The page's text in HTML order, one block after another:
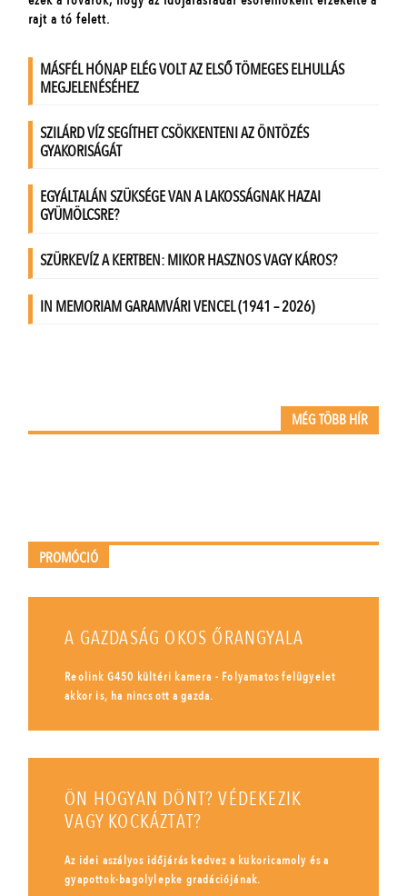
MÉG TÖBB HÍR
PROMÓCIÓ
A GAZDASÁG OKOS ŐRANGYALA
Reolink G450 kültéri kamera - Folyamatos felügyelet
akkor is, ha nincs ott a gazda.
ÖN HOGYAN DÖNT? VÉDEKEZIK
VAGY KOCKÁZTAT?
Az idei aszályos időjárás kedvez a kukoricamoly és a
gyapottok-bagolylepke gradációjának.